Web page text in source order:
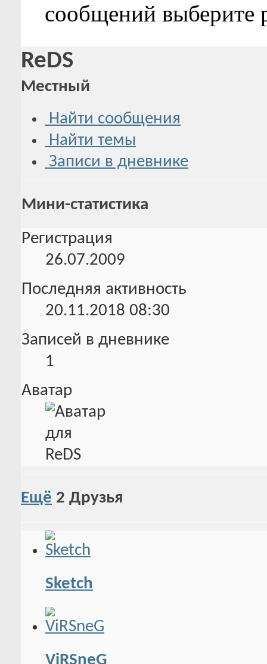
сообщений выберите
ReDS
Местный
Найти сообщения
Найти темы
Записи в дневнике
Мини-статистика
Регистрация
26.07.2009
Последняя активность
20.11.2018 08:30
Записей в дневнике
1
Аватар
Ещё 2 Друзья
Sketch
ViRSneG